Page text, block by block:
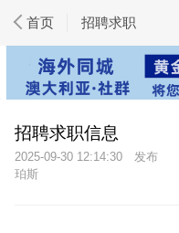
首页 招聘求职
招聘求职信息
2025-09-30 12:14:30
珀斯